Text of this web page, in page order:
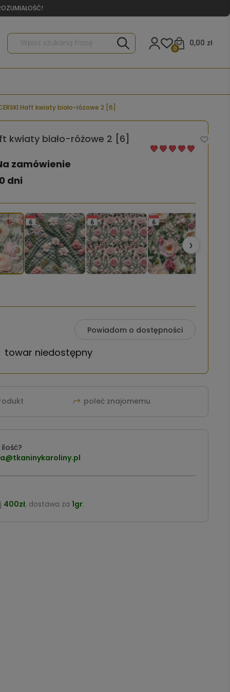
0,00 zł
0
Haft kwiaty biało-różowe 2 [6]
kwiaty biało-różowe 2 [6]
zamówienie
dni
›
Powiadom o dostępności
towar niedostępny
poleć znajomemu
400zł, dostawa za 1gr.